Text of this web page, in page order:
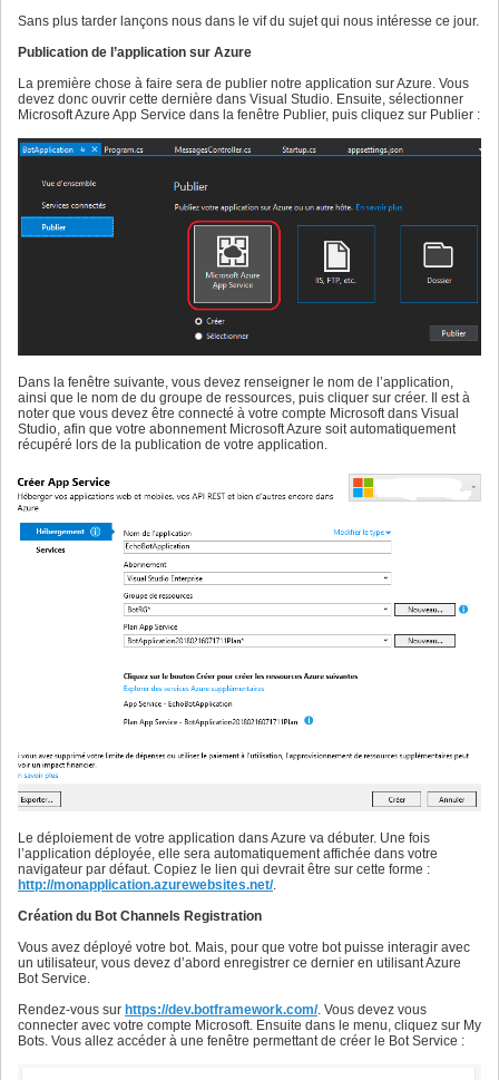
Sans plus tarder lançons nous dans le vif du sujet qui nous intéresse ce jour.
Publication de l’application sur Azure
La première chose à faire sera de publier notre application sur Azure. Vous
devez donc ouvrir cette dernière dans Visual Studio. Ensuite, sélectionner
Microsoft Azure App Service dans la fenêtre Publier, puis cliquez sur Publier :
Dans la fenêtre suivante, vous devez renseigner le nom de l’application,
ainsi que le nom de du groupe de ressources, puis cliquer sur créer. Il est à
noter que vous devez être connecté à votre compte Microsoft dans Visual
Studio, afin que votre abonnement Microsoft Azure soit automatiquement
récupéré lors de la publication de votre application.
Le déploiement de votre application dans Azure va débuter. Une fois
l’application déployée, elle sera automatiquement affichée dans votre
navigateur par défaut. Copiez le lien qui devrait être sur cette forme :
http://monapplication.azurewebsites.net/.
Création du Bot Channels Registration
Vous avez déployé votre bot. Mais, pour que votre bot puisse interagir avec
un utilisateur, vous devez d’abord enregistrer ce dernier en utilisant Azure
Bot Service.
Rendez-vous sur https://dev.botframework.com/. Vous devez vous
connecter avec votre compte Microsoft. Ensuite dans le menu, cliquez sur My
Bots. Vous allez accéder à une fenêtre permettant de créer le Bot Service :